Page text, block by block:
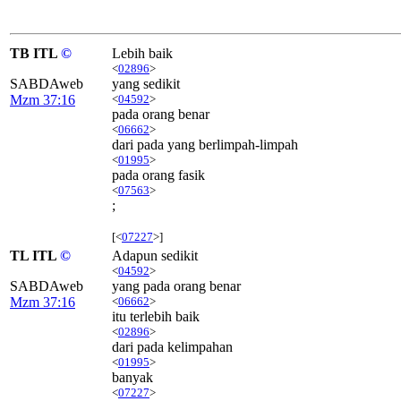
TB ITL ©
SABDAweb
Mzm 37:16
Lebih baik
<02896>
yang sedikit
<04592>
pada orang benar
<06662>
dari pada yang berlimpah-limpah
<01995>
pada orang fasik
<07563>
;
[<07227>]
TL ITL ©
SABDAweb
Mzm 37:16
Adapun sedikit
<04592>
yang pada orang benar
<06662>
itu terlebih baik
<02896>
dari pada kelimpahan
<01995>
banyak
<07227>